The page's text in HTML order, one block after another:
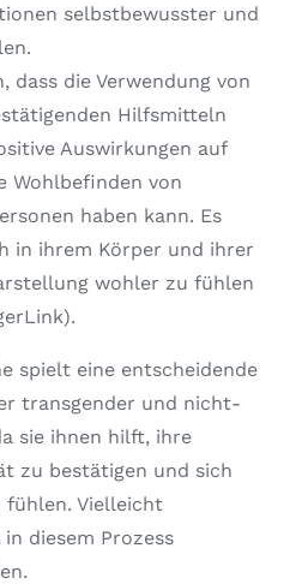
selbstbewusster und
dass die Verwendung von
Hilfsmitteln
Auswirkungen auf
Wohlbefinden von
haben kann. Es
in ihrem Körper und ihrer
wohler zu fühlen
spielt eine entscheidende
transgender und nicht-
sie ihnen hilft, ihre
zu bestätigen und sich
Vielleicht
in diesem Prozess